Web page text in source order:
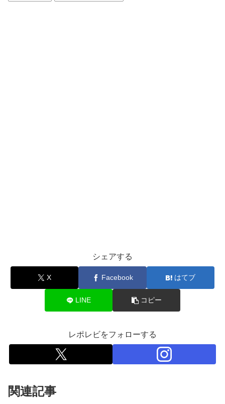
シェアする
X Facebook はてブ
LINE コピー
レポレビをフォローする
関連記事